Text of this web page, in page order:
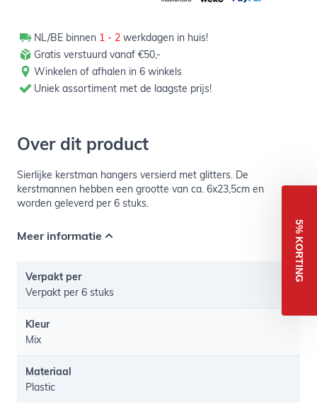
NL/BE binnen 1 - 2 werkdagen in huis!
Gratis verstuurd vanaf €50,-
Winkelen of afhalen in 6 winkels
Uniek assortiment met de laagste prijs!
Over dit product
Sierlijke kerstman hangers versierd met glitters. De
kerstmannen hebben een grootte van ca. 6x23,5cm en
worden geleverd per 6 stuks.
Meer informatie
Verpakt per
Verpakt per 6 stuks
Kleur
Mix
Materiaal
Plastic
5% KORTING